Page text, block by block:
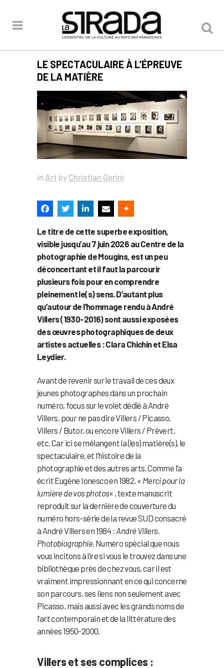
LE SPECTACULAIRE À L’ÉPREUVE
DE LA MATIÈRE
in Art by Christian Gerini
Le titre de cette superbe exposition,
visible jusqu’au 7 juin 2026 au Centre de la
photographie de Mougins, est un peu
déconcertant et il faut la parcourir
plusieurs fois pour en comprendre
pleinement le(s) sens. D’autant plus
qu’autour de l’hommage rendu à André
Villers (1930-2016) sont aussi exposées
des œuvres photographiques de deux
artistes actuelles : Clara Chichin et Elsa
Leydier.
Avant de revenir sur le travail de ces deux
jeunes photographes dans un prochain
numéro, focus sur le volet dédié à André
Villers, pour ne pas dire Villers / Picasso,
Villers / Butor, ou encore Villers / Prévert,
etc. Car ici se mélangent la (les) matière(s), le
spectaculaire, et l’histoire de la
photographie et des autres arts. Comme l’a
écrit Eugène Ionesco en 1982, « Merci pour la
lumière de vos photos« , texte manuscrit
reproduit sur la dernière de couverture du
numéro hors-série de la revue SUD consacré
à André Villers en 1984 :André Villers.
Photobiographie. Numéro spécial que nous
vous incitons à lire si vous le trouvez dans une
bibliothèque près de chez vous, car il est
vraiment impressionnant en ce qui concerne
son parcours, ses liens non seulement avec
Picasso, mais aussi avec les grands noms de
l’art contemporain et de la littérature des
années 1950-2000.
Villers et ses complices :